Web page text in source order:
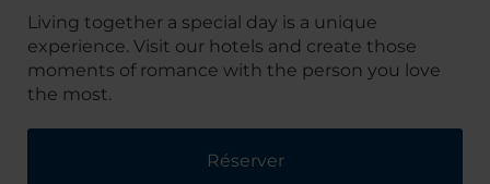
Living together a special day is a unique
experience. Visit our hotels and create those
moments of romance with the person you love
the most.
Réserver